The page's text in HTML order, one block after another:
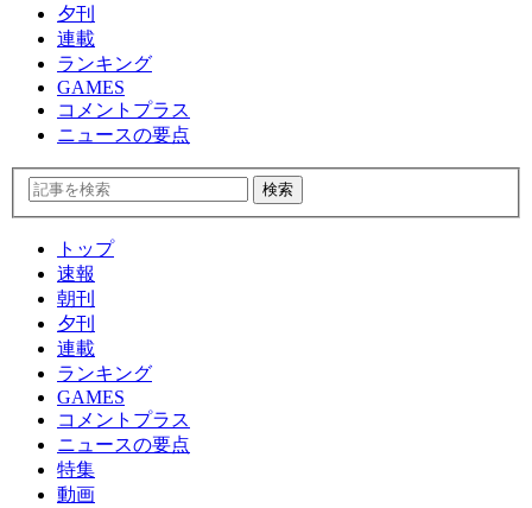
夕刊
連載
ランキング
GAMES
コメントプラス
ニュースの要点
トップ
速報
朝刊
夕刊
連載
ランキング
GAMES
コメントプラス
ニュースの要点
特集
動画